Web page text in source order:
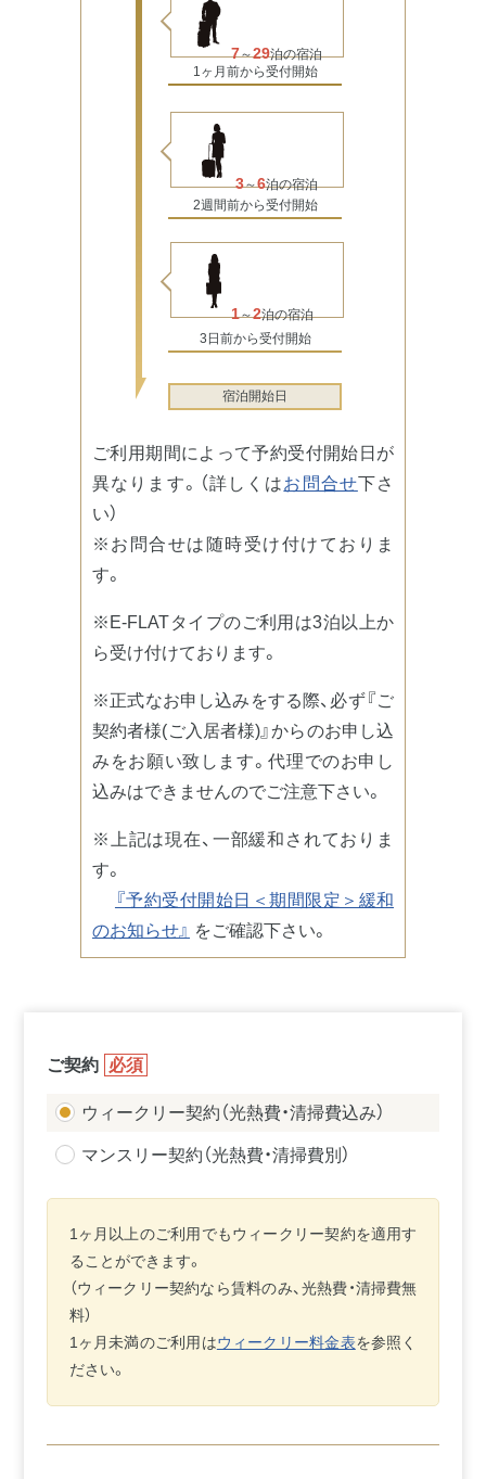
25,000
7～29泊の宿泊
3～6泊の宿泊
1～2泊の宿泊
1ヶ月前から受付開始
2週間前から受付開始
3日前から受付開始
宿泊開始日
ご利用期間によって予約受付開始日が
異なります。（詳しくはお問合せ下さ
い）
※お問合せは随時受け付けておりま
す。
※E-FLATタイプのご利用は3泊以上か
ら受け付けております。
※正式なお申し込みをする際、必ず『ご
契約者様(ご入居者様)』からのお申し込
みをお願い致します。代理でのお申し
込みはできませんのでご注意下さい。
※上記は現在、一部緩和されておりま
す。
『予約受付開始日＜期間限定＞緩和
のお知らせ』 をご確認下さい。
ご契約 必須
ウィークリー契約（光熱費・清掃費込み）
マンスリー契約（光熱費・清掃費別）
1ヶ月以上のご利用でもウィークリー契約を適用す
ることができます。
（ウィークリー契約なら賃料のみ、光熱費・清掃費無
料）
1ヶ月未満のご利用はウィークリー料金表を参照く
ださい。